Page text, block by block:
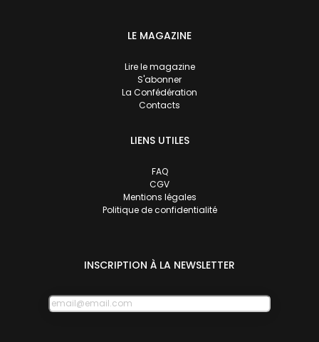
LE MAGAZINE
Lire le magazine
S'abonner
La Confédération
Contacts
LIENS UTILES
FAQ
CGV
Mentions légales
Politique de confidentialité
INSCRIPTION À LA NEWSLETTER
E-
mail